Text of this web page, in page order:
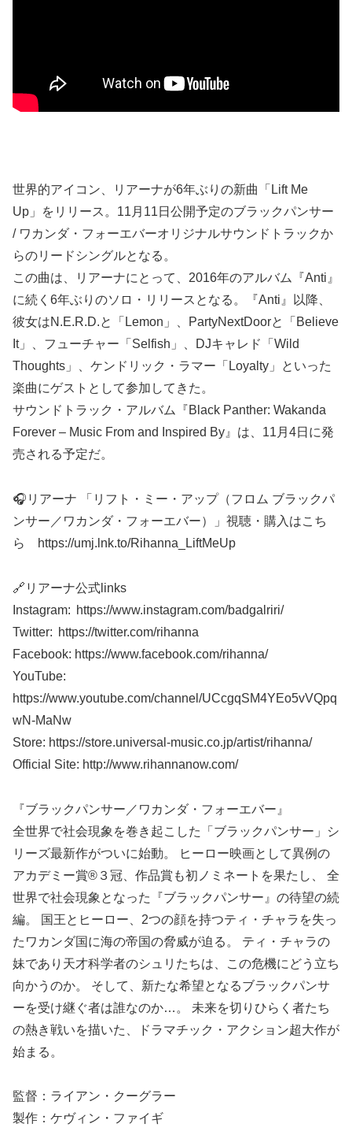
世界的アイコン、リアーナが6年ぶりの新曲「Lift Me
Up」をリリース。11月11日公開予定のブラックパンサー
/ ワカンダ・フォーエバーオリジナルサウンドトラックか
らのリードシングルとなる。
この曲は、リアーナにとって、2016年のアルバム『Anti』
に続く6年ぶりのソロ・リリースとなる。『Anti』以降、
彼女はN.E.R.D.と「Lemon」、PartyNextDoorと「Believe
It」、フューチャー「Selfish」、DJキャレド「Wild
Thoughts」、ケンドリック・ラマー「Loyalty」といった
楽曲にゲストとして参加してきた。
サウンドトラック・アルバム『Black Panther: Wakanda
Forever – Music From and Inspired By』は、11月4日に発
売される予定だ。
🎧リアーナ 「リフト・ミー・アップ（フロム ブラックパ
ンサー／ワカンダ・フォーエバー）」視聴・購入はこち
ら https://umj.lnk.to/Rihanna_LiftMeUp
🔗リアーナ公式links
Instagram: https://www.instagram.com/badgalriri/
Twitter: https://twitter.com/rihanna
Facebook: https://www.facebook.com/rihanna/
YouTube:
https://www.youtube.com/channel/UCcgqSM4YEo5vVQpq
wN-MaNw
Store: https://store.universal-music.co.jp/artist/rihanna/
Official Site: http://www.rihannanow.com/
『ブラックパンサー／ワカンダ・フォーエバー』
全世界で社会現象を巻き起こした「ブラックパンサー」シ
リーズ最新作がついに始動。 ヒーロー映画として異例の
アカデミー賞®３冠、作品賞も初ノミネートを果たし、 全
世界で社会現象となった『ブラックパンサー』の待望の続
編。 国王とヒーロー、2つの顔を持つティ・チャラを失っ
たワカンダ国に海の帝国の脅威が迫る。 ティ・チャラの
妹であり天才科学者のシュリたちは、この危機にどう立ち
向かうのか。 そして、新たな希望となるブラックパンサ
ーを受け継ぐ者は誰なのか…。 未来を切りひらく者たち
の熱き戦いを描いた、ドラマチック・アクション超大作が
始まる。
監督：ライアン・クーグラー
製作：ケヴィン・ファイギ